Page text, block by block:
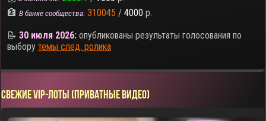
🏦В банке сообщества: 310045 / 4000 р.
📝30 июля 2026: опубликованы результаты голосования по
выборутемы след. ролика
СВЕЖИЕ VIP-ЛОТЫ (ПРИВАТНЫЕ ВИДЕО)